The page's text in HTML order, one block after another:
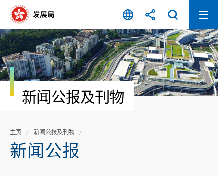
容
开
始
新闻公报及刊物
主页 新闻公报及刊物
新闻公报